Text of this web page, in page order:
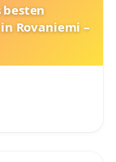
Rovaniemi –